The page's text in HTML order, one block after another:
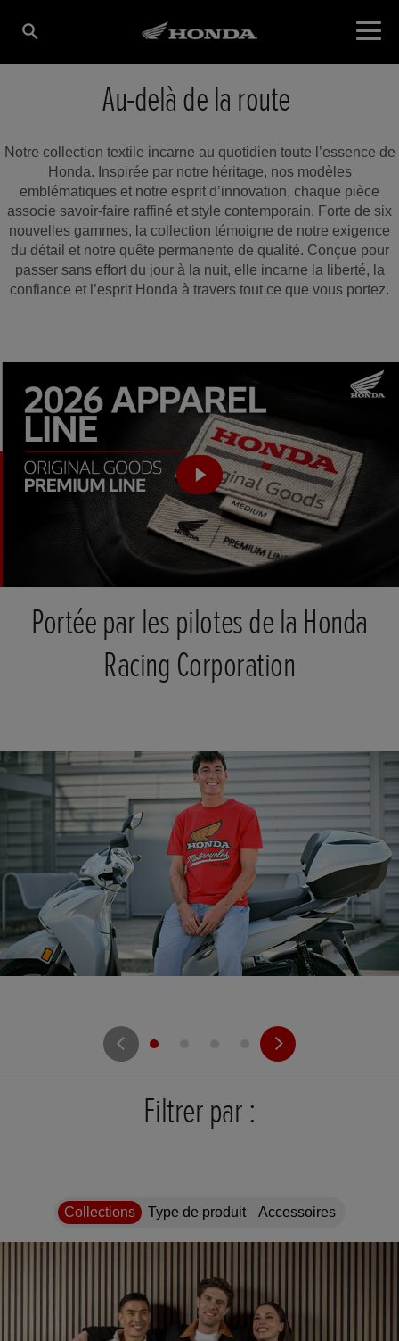
Au-delà de la route
Notre collection textile incarne au quotidien toute l’essence de
Honda. Inspirée par notre héritage, nos modèles
emblématiques et notre esprit d’innovation, chaque pièce
associe savoir-faire raffiné et style contemporain. Forte de six
nouvelles gammes, la collection témoigne de notre exigence
du détail et notre quête permanente de qualité. Conçue pour
passer sans effort du jour à la nuit, elle incarne la liberté, la
confiance et l’esprit Honda à travers tout ce que vous portez.
Portée par les pilotes de la Honda
Racing Corporation
Filtrer par :
Collections Type de produit Accessoires